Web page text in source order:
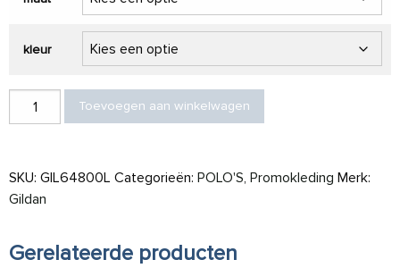
kleur
Gildan Polo Softstyle Double Pique SS for her aantal
Toevoegen aan winkelwagen
SKU: GIL64800L Categorieën: POLO'S, Promokleding Merk:
Gildan
Gerelateerde producten